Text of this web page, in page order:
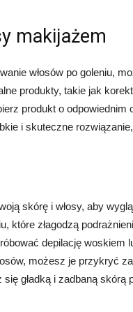
makijażem
włosów po goleniu,
produkty, takie jak
produkt o odpowiednim
i skuteczne
skórę i włosy, aby
które złagodzą
depilację
możesz je przykryć
gładką i zadbaną skórą